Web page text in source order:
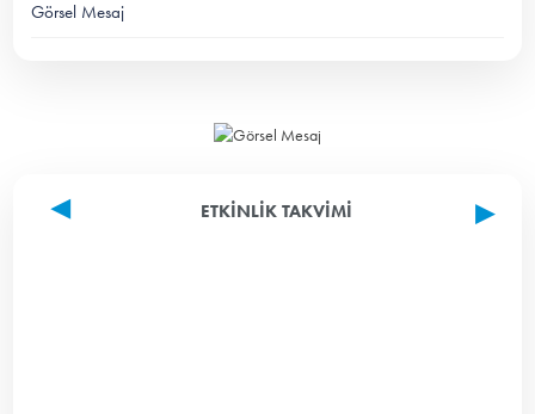
Görsel Mesaj
ETKINLIK TAKVIMI